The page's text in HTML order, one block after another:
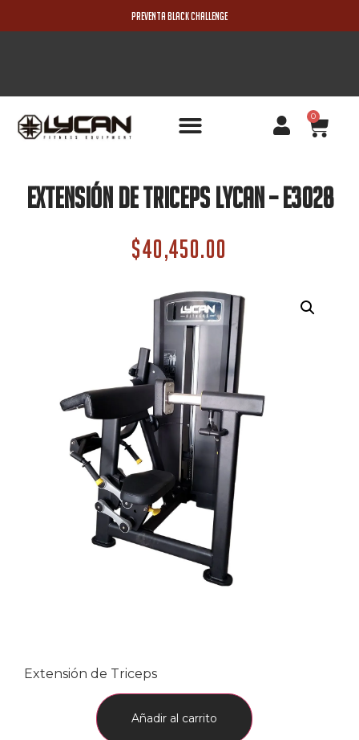
PREVENTA BLACK CHALLENGE
0
Extensión De Triceps Lycan – E3028
$40,450.00
Extensión de Triceps
Añadir al carrito